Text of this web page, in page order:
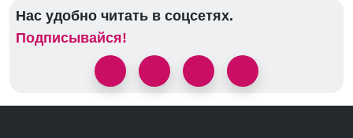
Нас удобно читать в соцсетях.
Подписывайся!